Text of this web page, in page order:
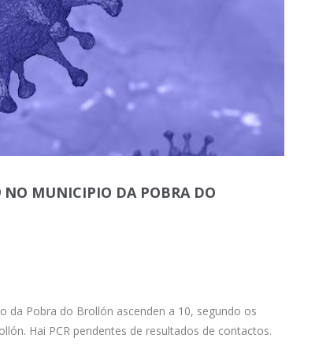
MUNICIPIO DA POBRA DO
Pobra do Brollón ascenden a 10, segundo os
Hai PCR pendentes de resultados de contactos.